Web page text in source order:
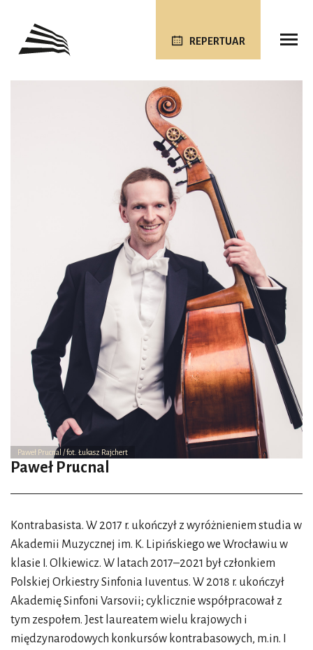
REPERTUAR
Paweł Prucnal / fot. Łukasz Rajchert
Paweł Prucnal
Kontrabasista. W 2017 r. ukończył z wyróżnieniem studia w
Akademii Muzycznej im. K. Lipińskiego we Wrocławiu w
klasie I. Olkiewicz. W latach 2017–2021 był członkiem
Polskiej Orkiestry Sinfonia Iuventus. W 2018 r. ukończył
Akademię Sinfoni Varsovii; cyklicznie współpracował z
tym zespołem. Jest laureatem wielu krajowych i
międzynarodowych konkursów kontrabasowych, m.in. I